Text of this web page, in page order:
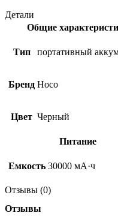
Детали
Общие
Тип портативный
Бренд Hoco
Цвет Черный
Питание
Емкость 30000 мА·ч
Отзывы (0)
Отзывы